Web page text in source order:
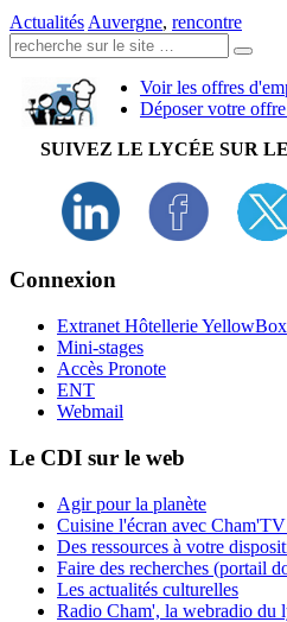
Actualités Auvergne, rencontre
Recherche:
Voir les offres
Déposer votre
SUIVEZ LE LYCÉE SUR
Connexion
Extranet Hôtellerie YellowBox
Mini-stages
Accès Pronote
ENT
Webmail
Le CDI sur le web
Agir pour la planète
Cuisine l'écran avec
Des ressources à votre
Faire des recherches (portail
Les actualités culturelles
Radio Cham', la webradio du